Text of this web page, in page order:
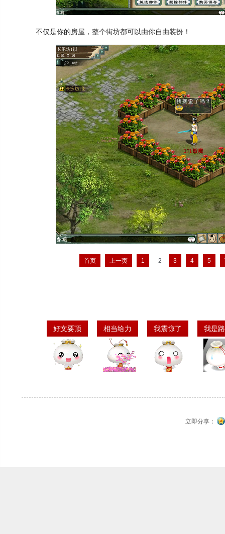
不仅是你的房屋，整个街坊都可以由你自由装扮！
首页 上一页 1 2 3 4 5
好文要顶 相当给力 我震惊了 我是
立即分享：